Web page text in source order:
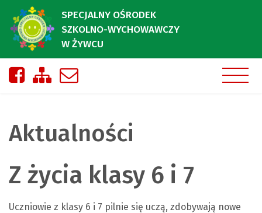
SPECJALNY OŚRODEK
SZKOLNO-WYCHOWAWCZY
W ŻYWCU
Nasza strona na Facebooku
Zobacz mapę strony
Aktualności
Z życia klasy 6 i 7
Uczniowie z klasy 6 i 7 pilnie się uczą, zdobywają nowe